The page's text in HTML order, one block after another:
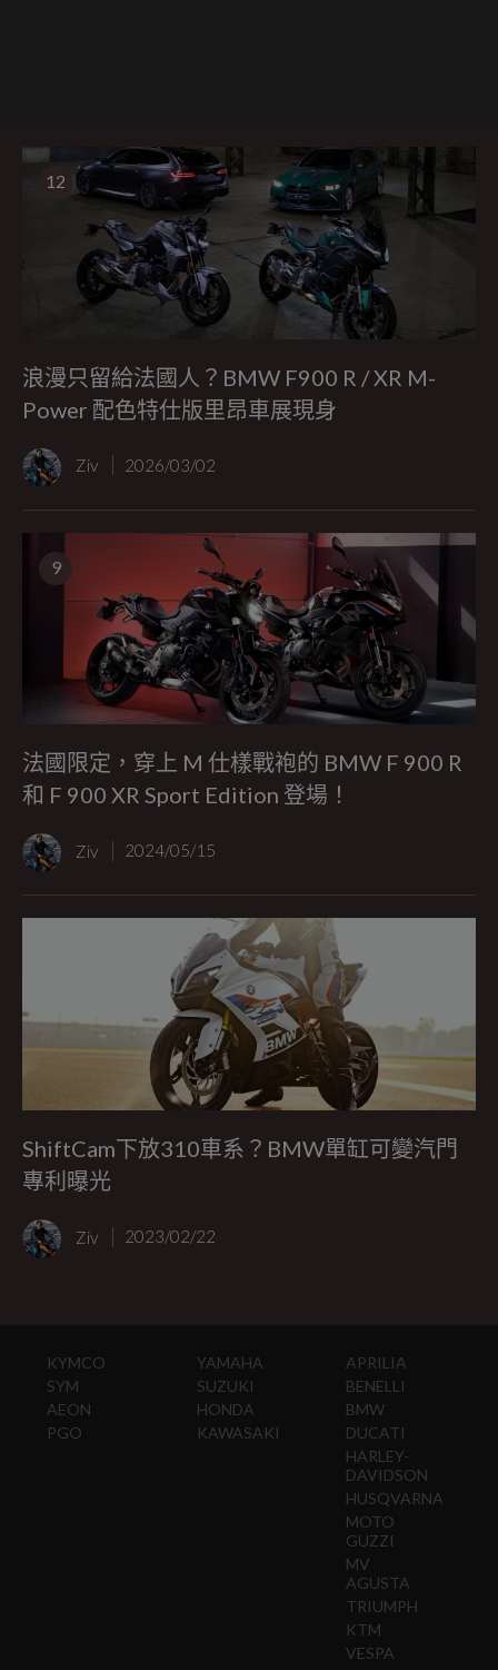
12
浪漫只留給法國人？BMW F900 R / XR M-
Power 配色特仕版里昂車展現身
Ziv 2026/03/02
9
法國限定，穿上 M 仕樣戰袍的 BMW F 900 R
和 F 900 XR Sport Edition 登場！
Ziv 2024/05/15
ShiftCam下放310車系？BMW單缸可變汽門
專利曝光
Ziv 2023/02/22
KYMCO
SYM
AEON
PGO
YAMAHA
SUZUKI
HONDA
KAWASAKI
APRILIA
BENELLI
BMW
DUCATI
HARLEY-
DAVIDSON
HUSQVARNA
MOTO
GUZZI
MV
AGUSTA
TRIUMPH
KTM
VESPA